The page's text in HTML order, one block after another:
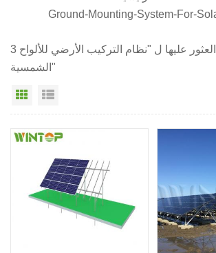
Ground-Mounting-System-For-
3 النتائج التي تم العثور عليها ل "نظام التركيب الأرضي للألواح
الشمسية"
عرض شبكي